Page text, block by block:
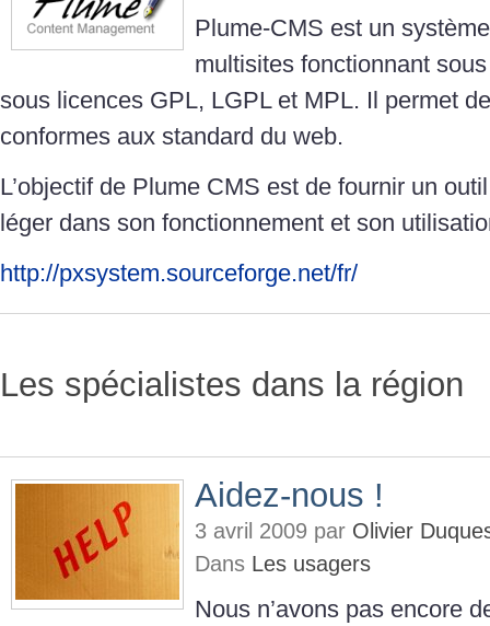
Plume-CMS est un
multisites fonctionnant
sous licences GPL, LGPL et MPL. Il permet
conformes aux standard du web.
L’objectif de Plume CMS est de fournir un
léger dans son fonctionnement et son
http://pxsystem.sourceforge.net/fr/
Les spécialistes dans la région
Aidez-nous !
3 avril 2009 par Olivier
Dans Les usagers
Nous n’avons pas encore